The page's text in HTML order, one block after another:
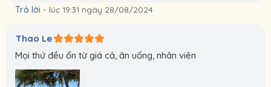
Trả lời - lúc 19:31 ngày 28/08/2024
Thao Le
Mọi thứ đều ổn từ giá cả, ăn uống, nhân viên